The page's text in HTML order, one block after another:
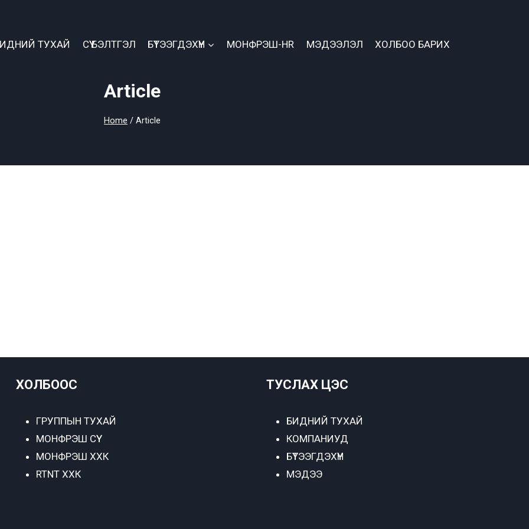
ТУХАЙ СҮҮ БЭЛТГЭЛ БҮТЭЭГДЭХҮҮН МОНФРЭШ-HR МЭДЭЭЛЭЛ ХОЛБОО БАРИХ
Article
Home / Article
ХОЛБООС
ГРУППЫН ТУХАЙ
МОНФРЭШ СҮҮ
МОНФРЭШ ХХК
RTNT ХХК
ТУСЛАХ ЦЭС
БИДНИЙ ТУХАЙ
КОМПАНИУД
БҮТЭЭГДЭХҮҮН
МЭДЭЭ